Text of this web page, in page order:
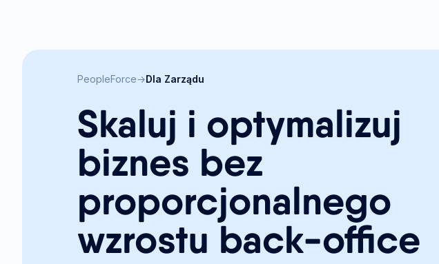
PeopleForce→Dla Zarządu
Skaluj i optymalizuj
biznes bez
proporcjonalnego
wzrostu back-office